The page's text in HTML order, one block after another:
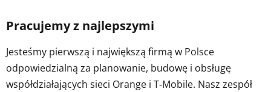
Pracujemy z najlepszymi
Jesteśmy pierwszą i największą firmą w Polsce
odpowiedzialną za planowanie, budowę i obsługę
współdziałających sieci Orange i T‑Mobile. Nasz zespół